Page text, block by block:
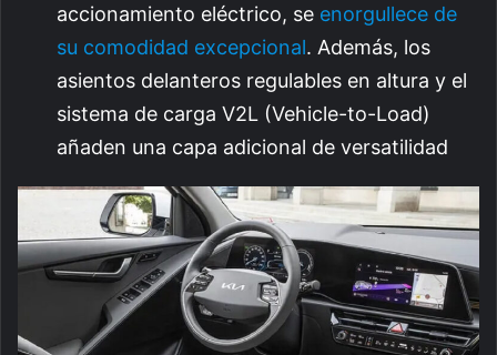
accionamiento eléctrico, se enorgullece de
su comodidad excepcional. Además, los
asientos delanteros regulables en altura y el
sistema de carga V2L (Vehicle-to-Load)
añaden una capa adicional de versatilidad